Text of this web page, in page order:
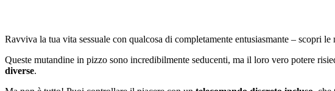
Ravviva la tua vita sessuale con qualcosa di completamente entusiasmante – scopri le
Queste mutandine in pizzo sono incredibilmente seducenti, ma il loro vero potere
diverse.